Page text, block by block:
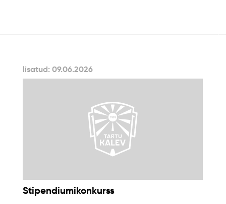
lisatud: 09.06.2026
Stipendiumikonkurss